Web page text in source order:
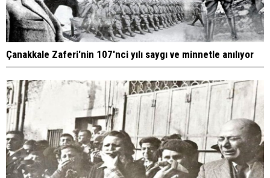
Çanakkale Zaferi'nin 107'nci yılı saygı ve minnetle anılıyor